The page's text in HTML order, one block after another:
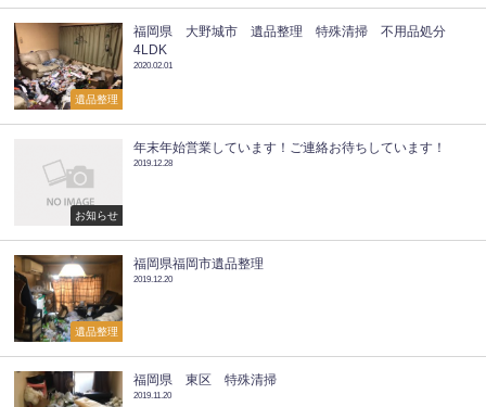
遺品整理
福岡県 大野城市 遺品整理 特殊清掃 不用品処分
4LDK
2020.02.01
お知らせ
年末年始営業しています！ご連絡お待ちしています！
2019.12.28
遺品整理
福岡県福岡市遺品整理
2019.12.20
福岡県 東区 特殊清掃
2019.11.20